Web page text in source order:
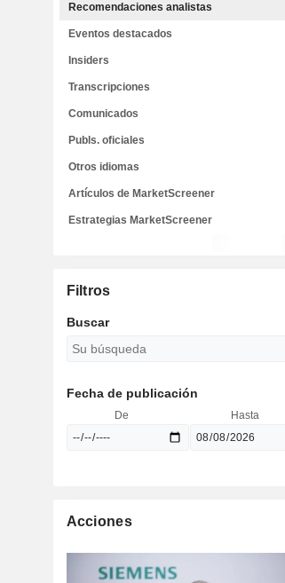
Recomendaciones analistas
Eventos destacados
Insiders
Transcripciones
Comunicados
Publs. oficiales
Otros idiomas
Artículos de MarketScreener
Estrategias MarketScreener
Filtros
Buscar
Fecha de publicación
De Hasta
Acciones